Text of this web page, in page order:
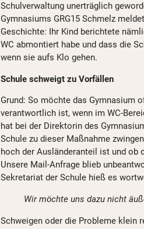
Schulverwaltung unerträglich
Gymnasiums GRG15 Schmelz
Geschichte: Ihr Kind berichtete
WC abmontiert habe und dass die
wenn sie aufs Klo gehen.
Schule schweigt zu Vorfällen
Grund: So möchte das Gymnasium
verantwortlich ist, wenn im WC-
hat bei der Direktorin des
Schule zu dieser Maßnahme
hoch der Ausländeranteil ist und ob
Unsere Mail-Anfrage blieb
Sekretariat der Schule hieß es
Wir möchte uns dazu nicht
Schweigen oder die Probleme klein